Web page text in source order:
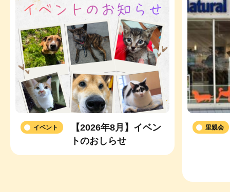
【2026年8月】イベン
トのおしらせ
イベント 里親会